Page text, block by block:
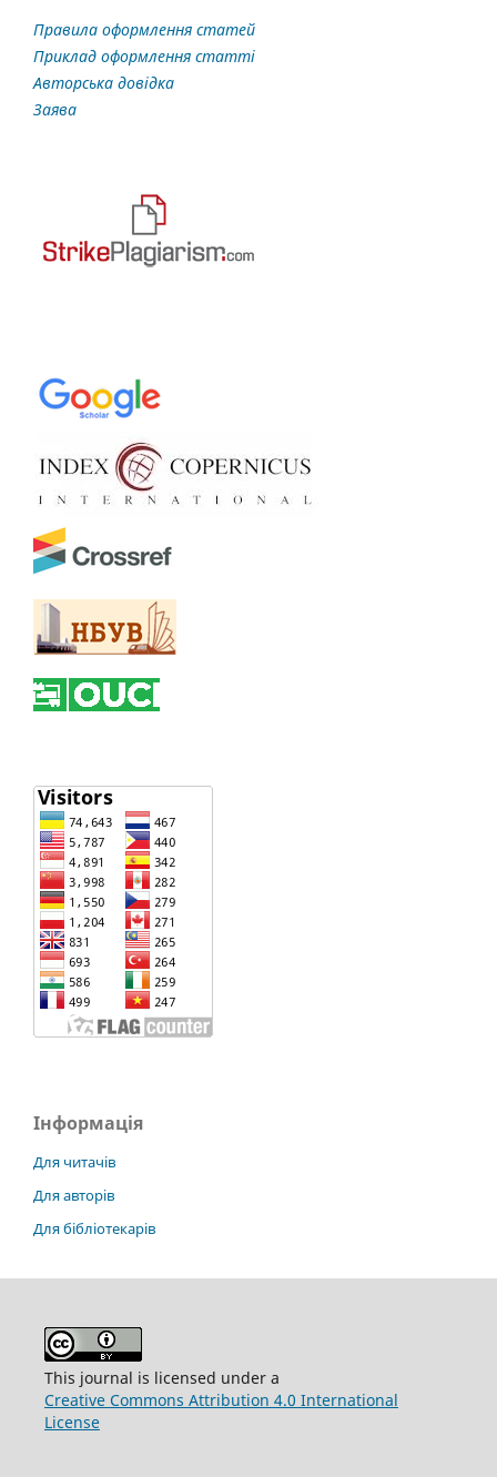
Правила оформлення статей
Приклад оформлення статті
Авторська довідка
Заява
Інформація
Для читачів
Для авторів
Для бібліотекарів
This journal is licensed under a
Creative Commons Attribution 4.0 International
License